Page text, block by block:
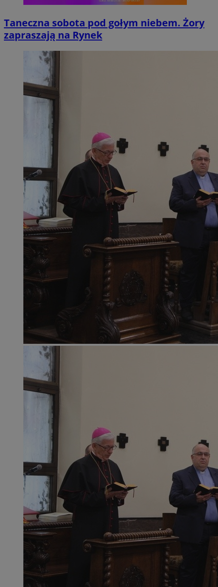
Taneczna sobota pod gołym niebem. Żory
zapraszają na Rynek